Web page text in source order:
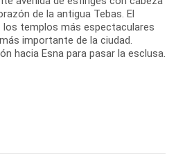
de la antigua Tebas. El
los templos más espectaculares
importante de la ciudad.
hacia Esna para pasar la esclusa.